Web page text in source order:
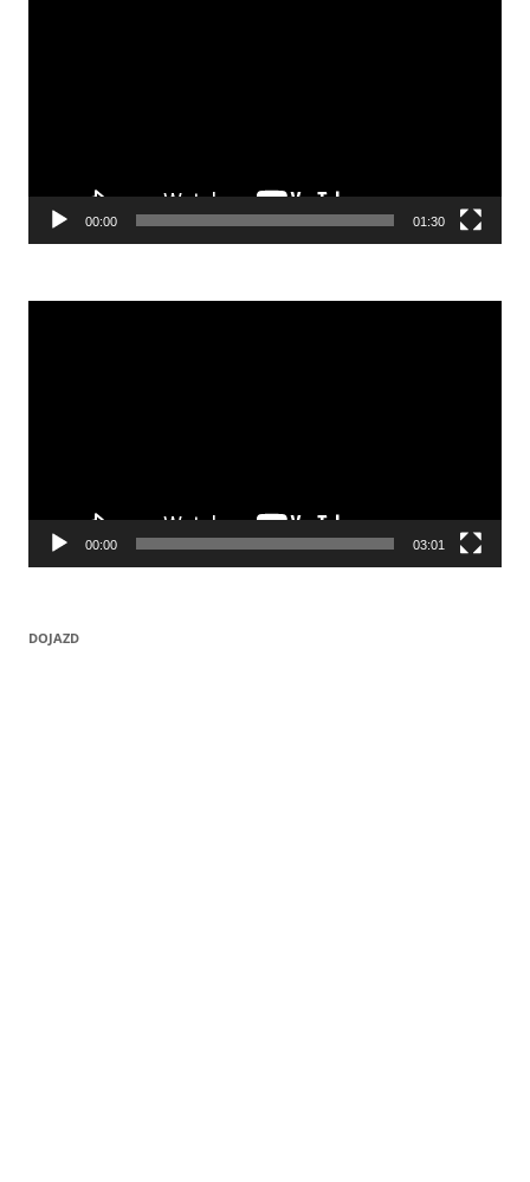
00:00 01:30
Odtwarzacz
00:00 03:01
DOJAZD